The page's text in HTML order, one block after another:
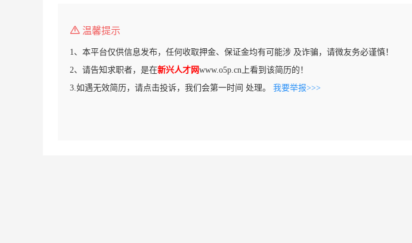
温馨提示
1、本平台仅供信息发布，任何收取押金、保证金均有可能涉 及诈骗，请微友务必谨慎！
2、请告知求职者，是在新兴人才网www.o5p.cn上看到该简历的！
3.如遇无效简历，请点击投诉，我们会第一时间 处理。 我要举报>>>